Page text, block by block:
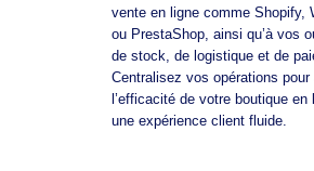
vente en ligne comme Shopify,
ou PrestaShop, ainsi qu’à vos
de stock, de logistique et de
Centralisez vos opérations pour
l’efficacité de votre boutique en
une expérience client fluide.